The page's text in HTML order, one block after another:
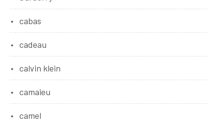
cabas
cadeau
calvin klein
camaieu
camel